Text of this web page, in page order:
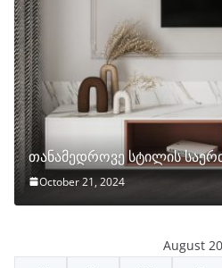
თანამედროვე სტილის
October 21, 2024
August